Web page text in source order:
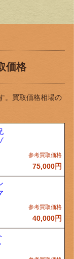
価格
。買取価格相場の
75,000円
40,000円